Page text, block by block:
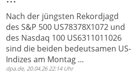
Nach der jüngsten Rekordjagd
des S&P 500 US78378X1072 und
des Nasdaq 100 US6311011026
sind die beiden bedeutsamen US-
Indizes am Montag ...
dpa.de, 20.04.26 22:14 Uhr